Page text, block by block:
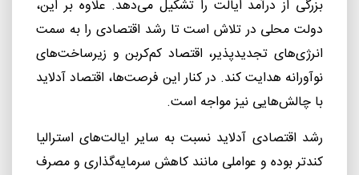
بزرگی از درآمد ایالت را تشکیل می‌دهد. علاوه بر این،
دولت محلی در تلاش است تا رشد اقتصادی را به سمت
انرژی‌های تجدیدپذیر، اقتصاد کم‌کربن و زیرساخت‌های
نوآورانه هدایت کند. در کنار این فرصت‌ها، اقتصاد آدلاید
با چالش‌هایی نیز مواجه است.
رشد اقتصادی آدلاید نسبت به سایر ایالت‌های استرالیا
کندتر بوده و عواملی مانند کاهش سرمایه‌گذاری و مصرف